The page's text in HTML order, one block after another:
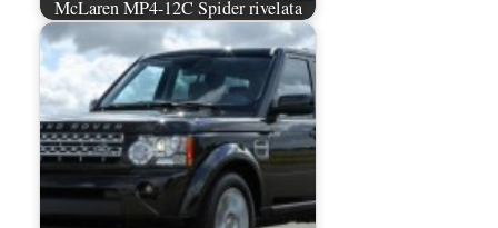
McLaren MP4-12C Spider rivelata